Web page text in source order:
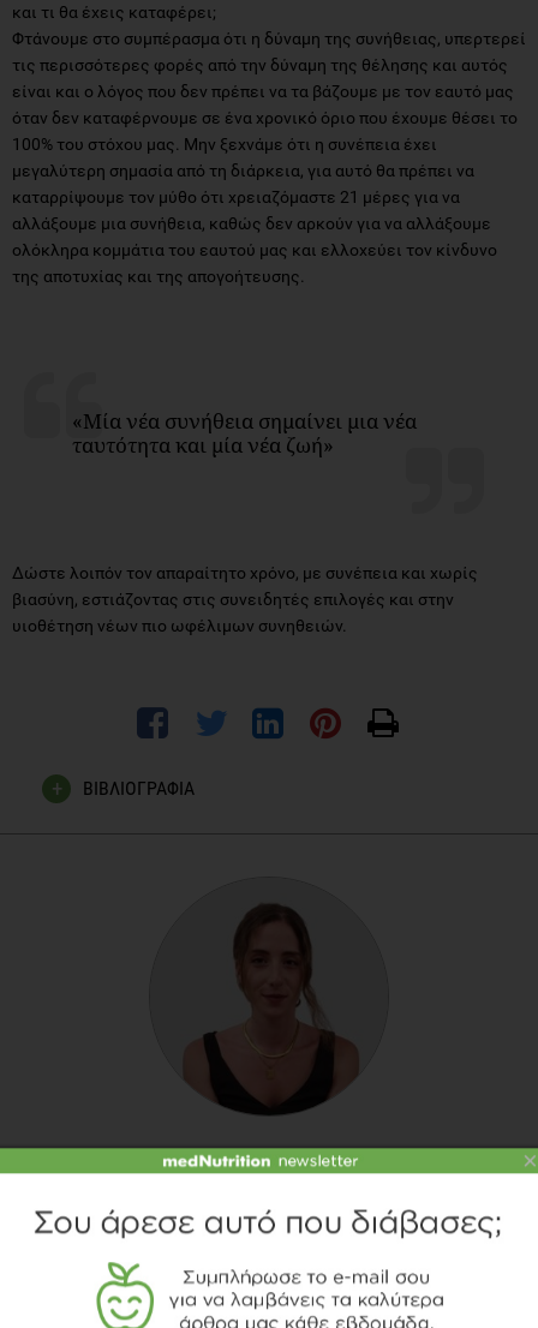
και τι θα έχεις καταφέρει;
Φτάνουμε στο συμπέρασμα ότι η δύναμη της συνήθειας, υπερτερεί
τις περισσότερες φορές από την δύναμη της θέλησης και αυτός
είναι και ο λόγος που δεν πρέπει να τα βάζουμε με τον εαυτό μας
όταν δεν καταφέρνουμε σε ένα χρονικό όριο που έχουμε θέσει το
100% του στόχου μας. Μην ξεχνάμε ότι η συνέπεια έχει
μεγαλύτερη σημασία από τη διάρκεια, για αυτό θα πρέπει να
καταρρίψουμε τον μύθο ότι χρειαζόμαστε 21 μέρες για να
αλλάξουμε μια συνήθεια, καθώς δεν αρκούν για να αλλάξουμε
ολόκληρα κομμάτια του εαυτού μας και ελλοχεύει τον κίνδυνο
της αποτυχίας και της απογοήτευσης.
«Μία νέα συνήθεια σημαίνει μια νέα
ταυτότητα και μία νέα ζωή»
Δώστε λοιπόν τον απαραίτητο χρόνο, με συνέπεια και χωρίς
βιασύνη, εστιάζοντας στις συνειδητές επιλογές και στην
υιοθέτηση νέων πιο ωφέλιμων συνηθειών.
ΒΙΒΛΙΟΓΡΑΦΙΑ
ΧΑΡΆ ΠΑΡΩΤΊΔΗ
Τροφίμων
Η Χαρά Παρωτίδη είναι Διαιτολόγος-
Διατροφολόγος και Τεχνολόγος Τροφίμων. Έχει
πραγματοποιήσει την πρακτική της άσκηση στο
×